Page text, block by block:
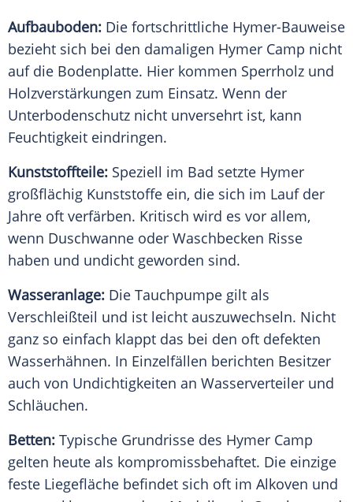
Aufbauboden: Die fortschrittliche Hymer-Bauweise
bezieht sich bei den damaligen Hymer Camp nicht
auf die Bodenplatte. Hier kommen Sperrholz und
Holzverstärkungen zum Einsatz. Wenn der
Unterbodenschutz nicht unversehrt ist, kann
Feuchtigkeit eindringen.
Kunststoffteile: Speziell im Bad setzte Hymer
großflächig Kunststoffe ein, die sich im Lauf der
Jahre oft verfärben. Kritisch wird es vor allem,
wenn Duschwanne oder Waschbecken Risse
haben und undicht geworden sind.
Wasseranlage: Die Tauchpumpe gilt als
Verschleißteil und ist leicht auszuwechseln. Nicht
ganz so einfach klappt das bei den oft defekten
Wasserhähnen. In Einzelfällen berichten Besitzer
auch von Undichtigkeiten an Wasserverteiler und
Schläuchen.
Betten: Typische Grundrisse des Hymer Camp
gelten heute als kompromissbehaftet. Die einzige
feste Liegefläche befindet sich oft im Alkoven und